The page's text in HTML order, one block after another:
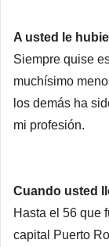
A usted le
Siempre quise
muchísimo
los demás ha
mi profesión.
Cuando usted
Hasta el 56 que
capital Puerto